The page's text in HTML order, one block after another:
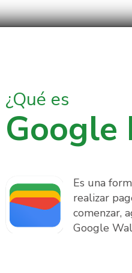
¿Qué es
Google
Es una
realizar
comenzar,
Google